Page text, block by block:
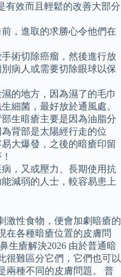
有效而且輕鬆的改善大部分
，進取的求勝心令他們在
術切除癌瘤，然後進行放
病人或需要切除眼球以保
的地方，因為濕了的毛巾
細菌，最好放於通風處。
生暗瘡主要是因為油脂分
背部是太陽經行走的位
大爆發，之後的暗瘡印留
，又或壓力、長期使用抗
減弱的人士，較容易患上
激性食物，便會加劇暗瘡的
在各種暗瘡位置的皮膚問
生瘡解決2026 由於普通暗
很難區分它們，它們也可以
兩種不同的皮膚問題。 普